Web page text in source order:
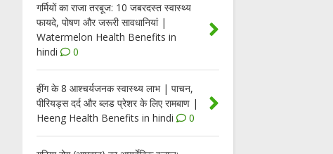
गर्मियों का राजा तरबूज: 10 जबरदस्त स्वास्थ्य
फायदे, पोषण और जरूरी सावधानियां |
Watermelon Health Benefits in
hindi
0
हींग के 8 आश्चर्यजनक स्वास्थ्य लाभ | पाचन,
पीरियड्स दर्द और ब्लड प्रेशर के लिए रामबाण |
Heeng Health Benefits in hindi
0